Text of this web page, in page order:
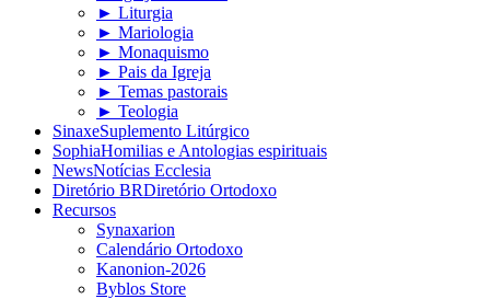
► Liturgia
► Mariologia
► Monaquismo
► Pais da Igreja
► Temas pastorais
► Teologia
SinaxeSuplemento Litúrgico
SophiaHomilias e Antologias espirituais
NewsNotícias Ecclesia
Diretório BRDiretório Ortodoxo
Recursos
Synaxarion
Calendário Ortodoxo
Kanonion-2026
Byblos Store